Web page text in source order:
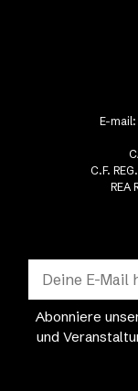
Abonniere
und
E-mail:
C.F.
REA